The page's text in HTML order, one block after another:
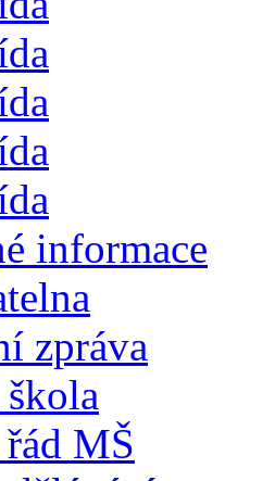
informace
zpráva
MŠ